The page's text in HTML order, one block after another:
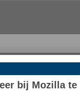
bij Mozilla te